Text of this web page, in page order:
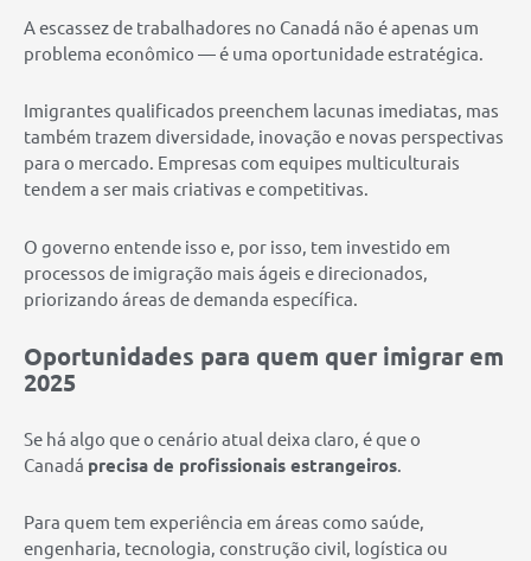
A escassez de trabalhadores no Canadá não é apenas um
problema econômico — é uma oportunidade estratégica.
Imigrantes qualificados preenchem lacunas imediatas, mas
também trazem diversidade, inovação e novas perspectivas
para o mercado. Empresas com equipes multiculturais
tendem a ser mais criativas e competitivas.
O governo entende isso e, por isso, tem investido em
processos de imigração mais ágeis e direcionados,
priorizando áreas de demanda específica.
Oportunidades para quem quer imigrar em
2025
Se há algo que o cenário atual deixa claro, é que o
Canadá precisa de profissionais estrangeiros.
Para quem tem experiência em áreas como saúde,
engenharia, tecnologia, construção civil, logística ou